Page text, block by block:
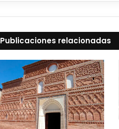
Publicaciones relacionadas